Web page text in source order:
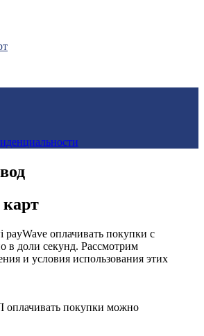
оплачивать покупки с
в доли секунд. Рассмотрим
и условия использования этих
оплачивать покупки можно